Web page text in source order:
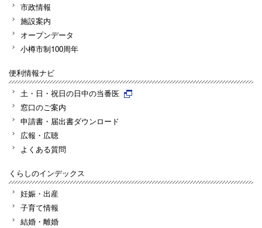
市政情報
施設案内
オープンデータ
小樽市制100周年
便利情報ナビ
土・日・祝日の日中の当番医
窓口のご案内
申請書・届出書ダウンロード
広報・広聴
よくある質問
くらしのインデックス
妊娠・出産
子育て情報
結婚・離婚